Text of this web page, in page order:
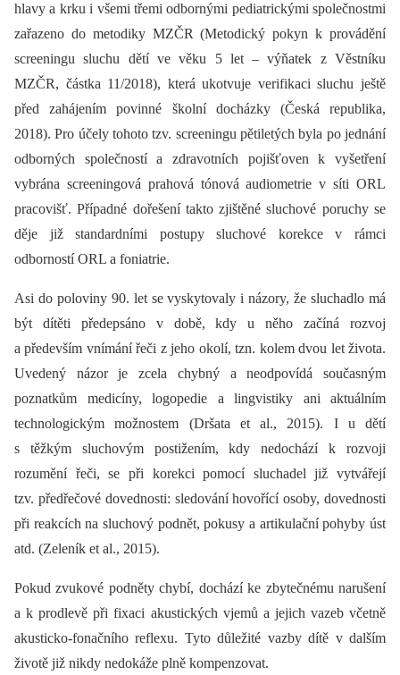
hlavy a krku i všemi třemi odbornými pediatrickými společnostmi
zařazeno do metodiky MZČR (Metodický pokyn k provádění
screeningu sluchu dětí ve věku 5 let –⁠ výňatek z Věstníku
MZČR, částka 11/2018), která ukotvuje verifikaci sluchu ještě
před zahájením povinné školní docházky (Česká republika,
2018). Pro účely tohoto tzv. screeningu pětiletých byla po jednání
odborných společností a zdravotních pojišťoven k vyšetření
vybrána screeningová prahová tónová audiometrie v síti ORL
pracovišť. Případné dořešení takto zjištěné sluchové poruchy se
děje již standardními postupy sluchové korekce v rámci
odborností ORL a foniatrie.
Asi do poloviny 90. let se vyskytovaly i názory, že sluchadlo má
být dítěti předepsáno v době, kdy u něho začíná rozvoj
a především vnímání řeči z jeho okolí, tzn. kolem dvou let života.
Uvedený názor je zcela chybný a neodpovídá současným
poznatkům medicíny, logopedie a lingvistiky ani aktuálním
technologickým možnostem (Dršata et al., 2015). I u dětí
s těžkým sluchovým postižením, kdy nedochází k rozvoji
rozumění řeči, se při korekci pomocí sluchadel již vytvářejí
tzv. předřečové dovednosti: sledování hovořící osoby, dovednosti
při reakcích na sluchový podnět, pokusy a artikulační pohyby úst
atd. (Zeleník et al., 2015).
Pokud zvukové podněty chybí, dochází ke zbytečnému narušení
a k prodlevě při fixaci akustických vjemů a jejich vazeb včetně
akusticko-fonačního reflexu. Tyto důležité vazby dítě v dalším
životě již nikdy nedokáže plně kompenzovat.